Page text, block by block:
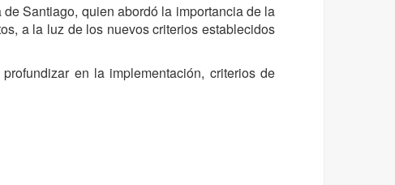
Santiago, quien abordó la importancia de la
a la luz de los nuevos criterios establecidos
en la implementación, criterios de